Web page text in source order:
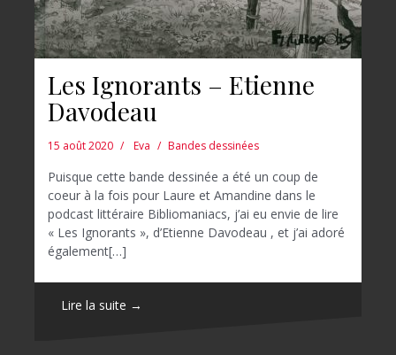
Les Ignorants – Etienne
Davodeau
15 août 2020 Eva Bandes dessinées
Puisque cette bande dessinée a été un coup de
coeur à la fois pour Laure et Amandine dans le
podcast littéraire Bibliomaniacs, j’ai eu envie de lire
« Les Ignorants », d’Etienne Davodeau , et j’ai adoré
également[…]
Lire la suite →